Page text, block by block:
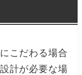
こだわる場合
計が必要な場